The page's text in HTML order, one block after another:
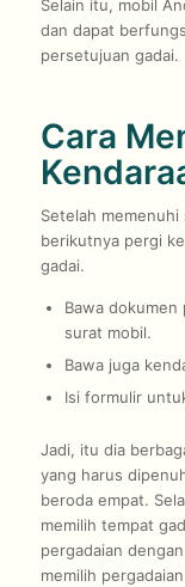
Selain itu, mobil
dan dapat
persetujuan gadai.
Cara
Setelah
berikutnya pergi
gadai.
Bawa dokumen
surat mobil.
Bawa juga
Isi formulir
Jadi, itu dia
yang harus
beroda empat.
memilih tempat
pergadaian
memilih